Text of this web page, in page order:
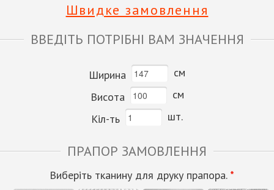
Швидке замовлення
ВВЕДІТЬ ПОТРІБНІ ВАМ ЗНАЧЕННЯ
Ширина
см
Висота
см
Кіл-ть
шт.
ПРАПОР ЗАМОВЛЕННЯ
Виберіть тканину для друку прапора. *